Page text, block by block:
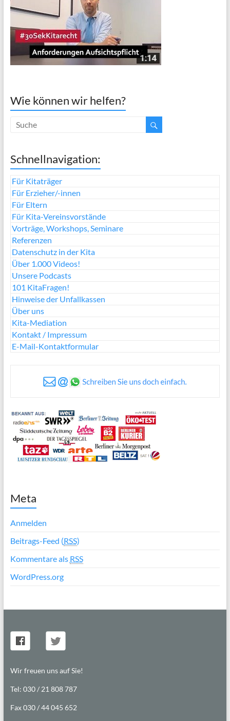
Wie können wir helfen?
Schnellnavigation:
Für Kitaträger
Für Erzieher/-innen
Für Eltern
Für Kita-Vereinsvorstände
Vorträge, Workshops, Seminare
Referenzen
Datenschutz in der Kita
Über 1.000 Videos!
Unsere Podcasts
101 KitaFragen!
Hinweise der Unfallkassen
Über uns
Kita-Mediation
Kontakt / Impressum
E-Mail-Kontaktformular
Meta
Anmelden
Beitrags-Feed (RSS)
Kommentare als RSS
WordPress.org
Wir freuen uns auf Sie!
Tel: 030 / 21 808 787
Fax 030 / 44 045 652